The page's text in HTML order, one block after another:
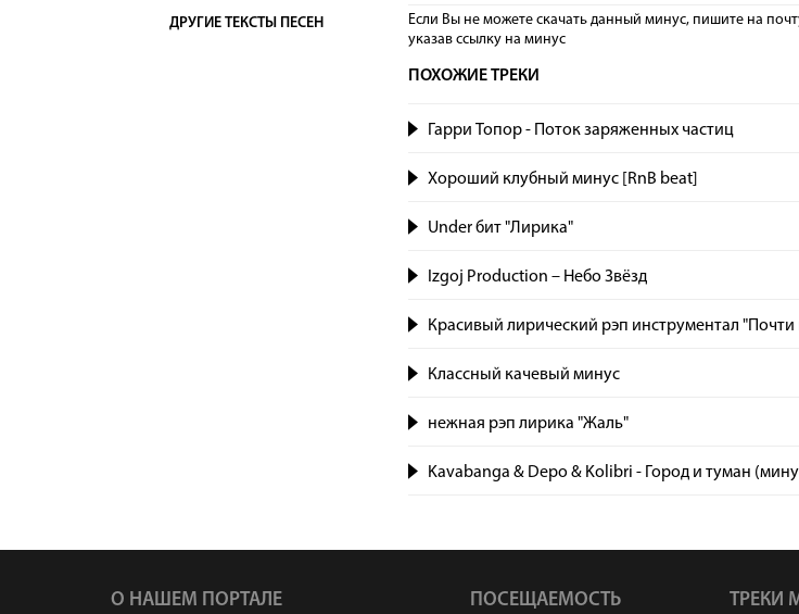
ДРУГИЕ ТЕКСТЫ ПЕСЕН
Если Вы не можете скачать данный минус, пишите на
указав сcылку на минус
ПОХОЖИЕ ТРЕКИ
Гарри Топор - Поток заряженных частиц
Хороший клубный минус [RnB beat]
Under бит "Лирика"
Izgoj Production – Небо Звёзд
Красивый лирический рэп инструментал "Почти
Классный качевый минус
нежная рэп лирика "Жаль"
Kavabanga & Depo & Kolibri - Город и туман
О НАШЕМ ПОРТАЛЕ ПОСЕЩАЕМОСТЬ ТРЕКИ